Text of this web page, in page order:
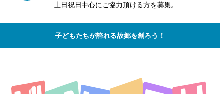
土日祝日中心にご協力頂ける方を募集。
子どもたちが誇れる故郷を創ろう！